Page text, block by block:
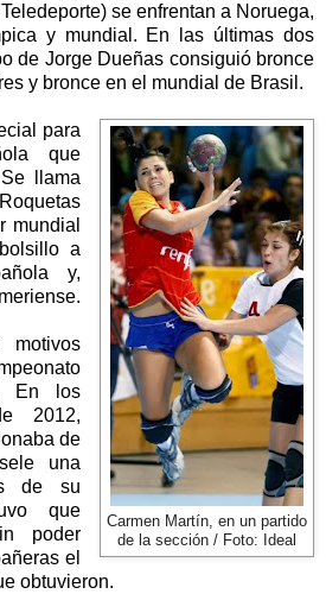
se enfrentan a Noruega,
y mundial. En las últimas dos
de Jorge Dueñas consiguió bronce
y bronce en el mundial de Brasil.
Carmen Martín, en un partido
de la sección / Foto: Ideal
para
que
llama
mundial
a
y,
motivos
En los
2012,
de
una
de su
que
poder
el
obtuvieron.